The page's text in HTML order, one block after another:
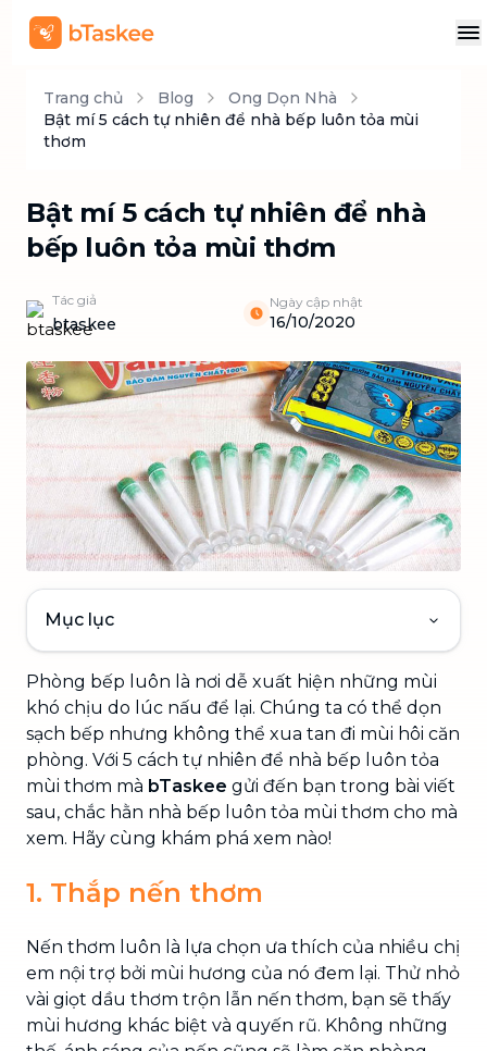
Trang chủ Blog
Ong Dọn Nhà
Bật mí 5 cách tự nhiên để nhà bếp luôn tỏa mùi
thơm
Bật mí 5 cách tự nhiên để nhà
bếp luôn tỏa mùi thơm
Tác giả
btaskee
Ngày cập nhật
16/10/2020
Mục lục
Phòng bếp luôn là nơi dễ xuất hiện những mùi
khó chịu do lúc nấu để lại. Chúng ta có thể dọn
sạch bếp nhưng không thể xua tan đi mùi hôi căn
phòng. Với 5 cách tự nhiên để nhà bếp luôn tỏa
mùi thơm mà bTaskee gửi đến bạn trong bài viết
sau, chắc hằn nhà bếp luôn tỏa mùi thơm cho mà
xem. Hãy cùng khám phá xem nào!
1. Thắp nến thơm
Nến thơm luôn là lựa chọn ưa thích của nhiều chị
em nội trợ bởi mùi hương của nó đem lại. Thử nhỏ
vài giọt dầu thơm trộn lẫn nến thơm, bạn sẽ thấy
mùi hương khác biệt và quyến rũ. Không những